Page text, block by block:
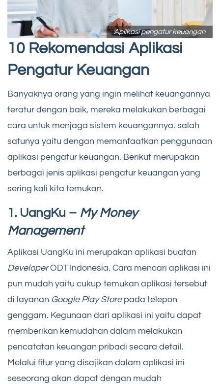
Aplikasi pengatur keuangan
10 Rekomendasi Aplikasi
Pengatur Keuangan
Banyaknya orang yang ingin melihat keuangannya
teratur dengan baik, mereka melakukan berbagai
cara untuk menjaga sistem keuangannya. salah
satunya yaitu dengan memanfaatkan penggunaan
aplikasi pengatur keuangan. Berikut merupakan
berbagai jenis aplikasi pengatur keuangan yang
sering kali kita temukan.
1. UangKu – My Money
Management
Aplikasi UangKu ini merupakan aplikasi buatan
DeveloperODT Indonesia. Cara mencari aplikasi ini
pun mudah yaitu cukup temukan aplikasi tersebut
di layanan Google Play Storepada telepon
genggam. Kegunaan dari aplikasi ini yaitu dapat
memberikan kemudahan dalam melakukan
pencatatan keuangan pribadi secara detail.
Melalui fitur yang disajikan dalam aplikasi ini
seseorang akan dapat dengan mudah